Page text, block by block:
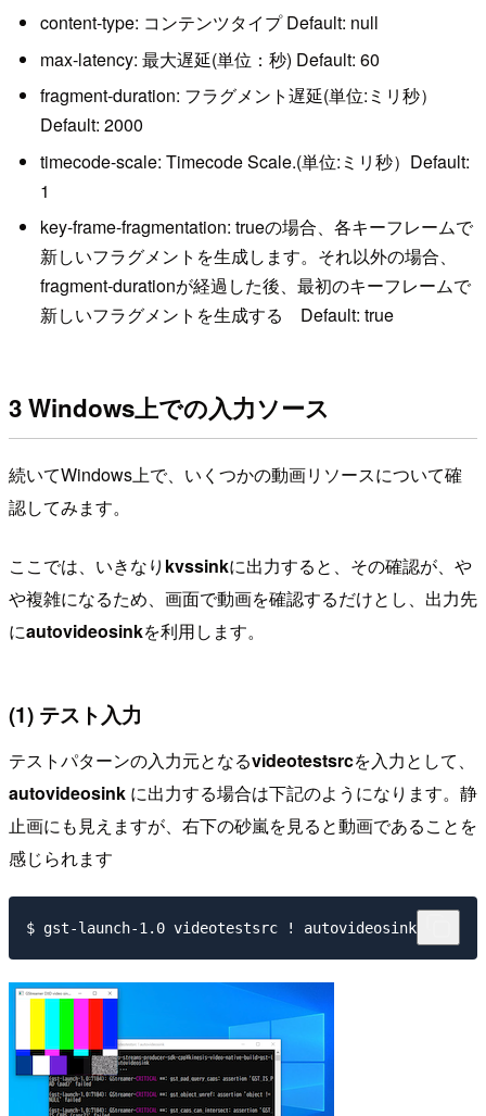
content-type: コンテンツタイプ Default: null
max-latency: 最大遅延(単位：秒) Default: 60
fragment-duration: フラグメント遅延(単位:ミリ秒）
Default: 2000
timecode-scale: Timecode Scale.(単位:ミリ秒）Default:
1
key-frame-fragmentation: trueの場合、各キーフレームで
新しいフラグメントを生成します。それ以外の場合、
fragment-durationが経過した後、最初のキーフレームで
新しいフラグメントを生成する Default: true
3 Windows上での入力ソース
続いてWindows上で、いくつかの動画リソースについて確
認してみます。
ここでは、いきなり kvssinkに出力すると、その確認が、や
や複雑になるため、画面で動画を確認するだけとし、出力先
にautovideosinkを利用します。
(1) テスト入力
テストパターンの入力元となるvideotestsrcを入力として、
autovideosink に出力する場合は下記のようになります。静
止画にも見えますが、右下の砂嵐を見ると動画であることを
感じられます